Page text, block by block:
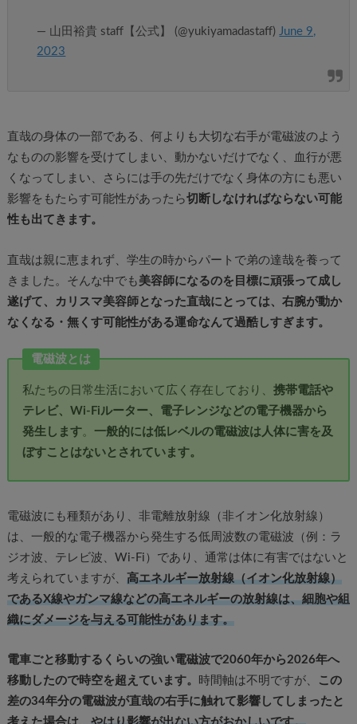
— 山田裕貴 staff【公式】 (@yukiyamadastaff) June 9,
2023
直哉の身体の一部である、何よりも大切な右手が電磁波のよう
なものの影響を受けてしまい、動かないだけでなく、血行が悪
くなってしまい、さらには手の先だけでなく身体の方にも悪い
影響をもたらす可能性があったら切断しなければならない可能
性も出てきます。
直哉は親に恵まれず、学生の時からパートで弟の達哉を養って
きました。そんな中でも 美容師になるのを目標に頑張って成し
遂げて、カリスマ美容師となった直哉にとっては、右腕が動か
なくなる・無くす可能性がある運命なんて過酷しすぎます。
電磁波とは
私たちの日常生活において広く存在しており、携帯電話や
テレビ、Wi-Fiルーター、電子レンジなどの電子機器から
発生します。一般的には低レベルの電磁波は人体に害を及
ぼすことはないとされています。
電磁波にも種類があり、非電離放射線（非イオン化放射線）
は、一般的な電子機器から発生する低周波数の電磁波（例：ラ
ジオ波、テレビ波、Wi-Fi）であり、通常は体に有害ではないと
考えられていますが、 高エネルギー放射線（イオン化放射線）
であるX線やガンマ線などの高エネルギーの放射線は、細胞や組
織にダメージを与える可能性があります。
電車ごと移動するくらいの強い電磁波で2060年から2026年へ
移動したので時空を超えています。 時間軸は不明ですが、
この
差の34年分の電磁波が直哉の右手に触れて影響してしまったと